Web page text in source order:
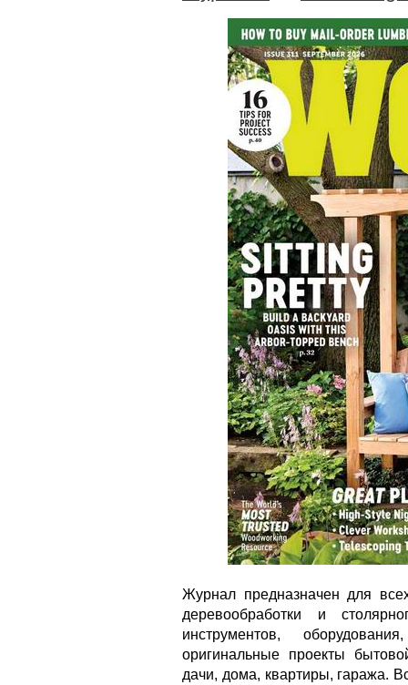
Журнал предназначен для
деревообработки и
инструментов,
оригинальные проекты
дачи, дома, квартиры, гаража.